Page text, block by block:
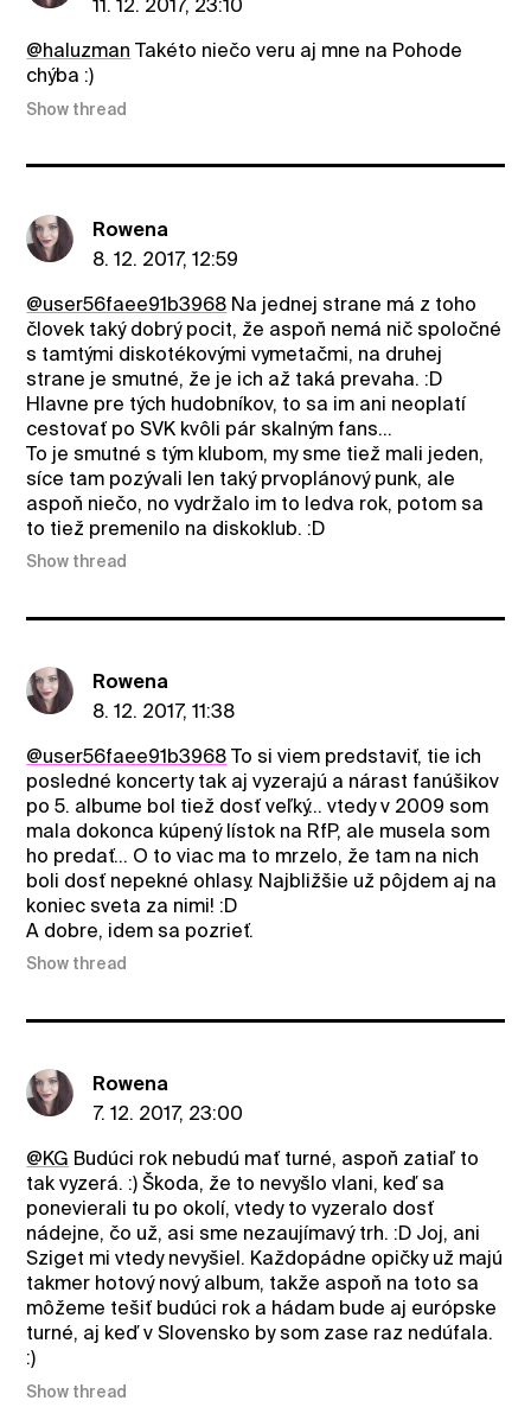
11. 12. 2017, 23:10
@haluzman Takéto niečo veru aj mne na Pohode
chýba :)
Show thread
Rowena
8. 12. 2017, 12:59
@user56faee91b3968 Na jednej strane má z toho
človek taký dobrý pocit, že aspoň nemá nič spoločné
s tamtými diskotékovými vymetačmi, na druhej
strane je smutné, že je ich až taká prevaha. :D
Hlavne pre tých hudobníkov, to sa im ani neoplatí
cestovať po SVK kvôli pár skalným fans...
To je smutné s tým klubom, my sme tiež mali jeden,
síce tam pozývali len taký prvoplánový punk, ale
aspoň niečo, no vydržalo im to ledva rok, potom sa
to tiež premenilo na diskoklub. :D
Show thread
Rowena
8. 12. 2017, 11:38
@user56faee91b3968 To si viem predstaviť, tie ich
posledné koncerty tak aj vyzerajú a nárast fanúšikov
po 5. albume bol tiež dosť veľký... vtedy v 2009 som
mala dokonca kúpený lístok na RfP, ale musela som
ho predať... O to viac ma to mrzelo, že tam na nich
boli dosť nepekné ohlasy. Najbližšie už pôjdem aj na
koniec sveta za nimi! :D
A dobre, idem sa pozrieť.
Show thread
Rowena
7. 12. 2017, 23:00
@KG Budúci rok nebudú mať turné, aspoň zatiaľ to
tak vyzerá. :) Škoda, že to nevyšlo vlani, keď sa
ponevierali tu po okolí, vtedy to vyzeralo dosť
nádejne, čo už, asi sme nezaujímavý trh. :D Joj, ani
Sziget mi vtedy nevyšiel. Každopádne opičky už majú
takmer hotový nový album, takže aspoň na toto sa
môžeme tešiť budúci rok a hádam bude aj európske
turné, aj keď v Slovensko by som zase raz nedúfala.
:)
Show thread